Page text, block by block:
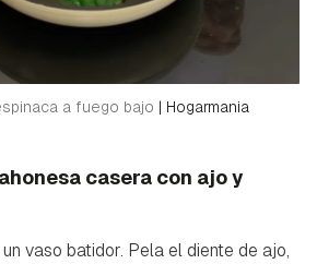
a fuego bajo | Hogarmania
casera con ajo y
vaso batidor. Pela el diente de ajo,